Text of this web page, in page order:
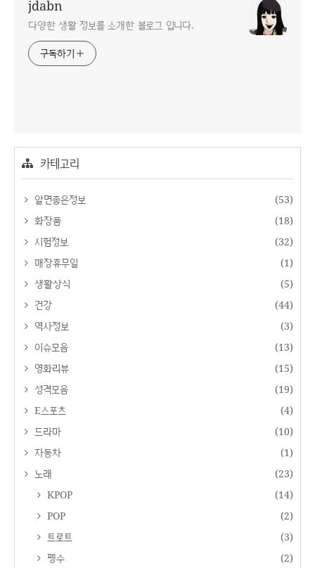
jdabn
다양한 생활 정보를 소개한 블로그 입니다.
구독하기
카테고리
알면좋은정보
(53)
화장품
(18)
시험정보
(32)
매장휴무일
(1)
생활상식
(5)
건강
(44)
역사정보
(3)
이슈모음
(13)
영화리뷰
(15)
성격모음
(19)
E스포츠
(4)
드라마
(10)
자동차
(1)
노래
(23)
KPOP
(14)
POP
(2)
트로트
(3)
펭수
(2)